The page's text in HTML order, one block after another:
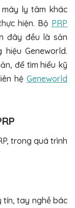
ly tâm khác
hiện. Bộ PRP
đây đều là sản
hiệu Geneworld.
để tìm hiểu kỹ
hệ Geneworld
trong quá trình
tín, tay nghề bác